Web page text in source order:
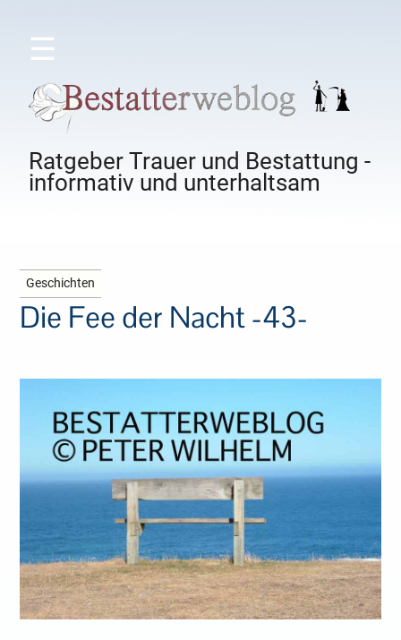
☰
Ratgeber Trauer und Bestattung -
informativ und unterhaltsam
Geschichten
Die Fee der Nacht -43-